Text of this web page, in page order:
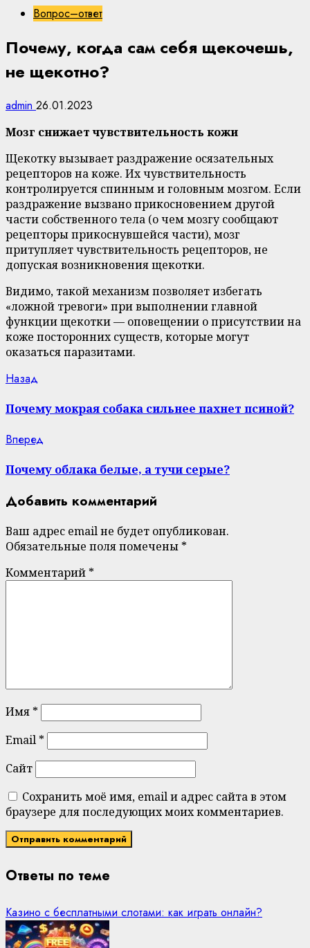
Вопрос–ответ
Почему, когда сам себя щекочешь,
не щекотно?
admin 26.01.2023
Мозг снижает чувствительность кожи
Щекотку вызывает раздражение осязательных
рецепторов на коже. Их чувствительность
контролируется спинным и головным мозгом. Если
раздражение вызвано прикосновением другой
части собственного тела (о чем мозгу сообщают
рецепторы прикоснувшейся части), мозг
притупляет чувствительность рецепторов, не
допуская возникновения щекотки.
Видимо, такой механизм позволяет избегать
«ложной тревоги» при выполнении главной
функции щекотки — оповещении о присутствии на
коже посторонних существ, которые могут
оказаться паразитами.
Continue
Reading
Назад
Почему мокрая собака сильнее пахнет псиной?
Вперед
Почему облака белые, а тучи серые?
Добавить комментарий
Ваш адрес email не будет опубликован.
Обязательные поля помечены *
Комментарий *
Имя *
Email *
Сайт
Сохранить моё имя, email и адрес сайта в этом
браузере для последующих моих комментариев.
Ответы по теме
Казино с бесплатными слотами: как играть онлайн?